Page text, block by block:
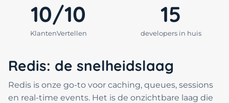
10/10
KlantenVertellen
15
developers in huis
Redis: de snelheidslaag
Redis is onze go-to voor caching, queues, sessions
en real-time events. Het is de onzichtbare laag die